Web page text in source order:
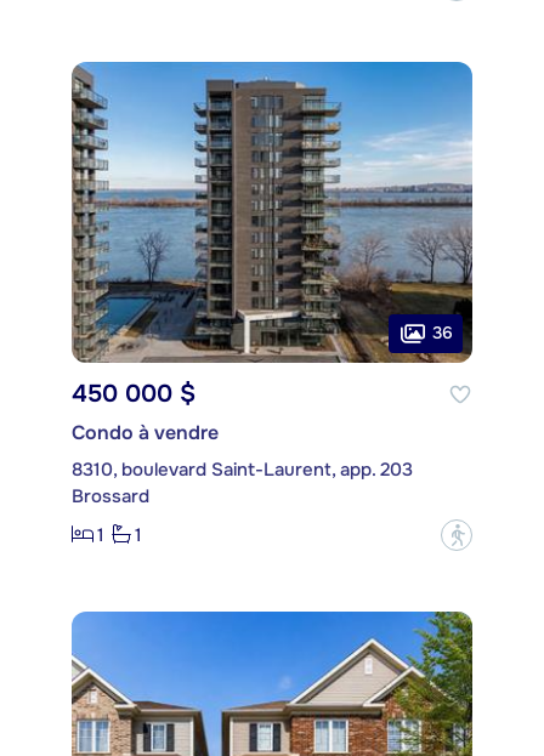
36
450 000 $
Condo à vendre
8310, boulevard Saint-Laurent, app. 203
Brossard
1
1 ?